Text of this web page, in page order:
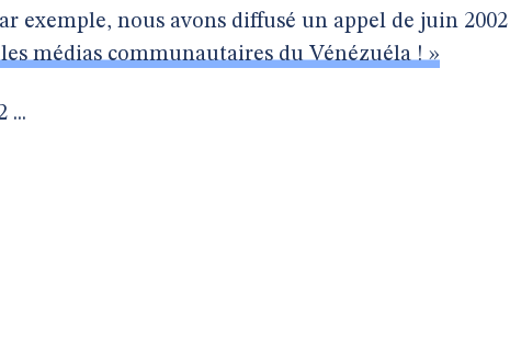
exemple, nous avons diffusé un appel de juin 2002
médias communautaires du Vénézuéla ! »
...